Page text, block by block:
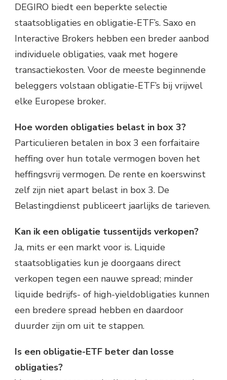
DEGIRO biedt een beperkte selectie
staatsobligaties en obligatie-ETF’s. Saxo en
Interactive Brokers hebben een breder aanbod
individuele obligaties, vaak met hogere
transactiekosten. Voor de meeste beginnende
beleggers volstaan obligatie-ETF’s bij vrijwel
elke Europese broker.
Hoe worden obligaties belast in box 3?
Particulieren betalen in box 3 een forfaitaire
heffing over hun totale vermogen boven het
heffingsvrij vermogen. De rente en koerswinst
zelf zijn niet apart belast in box 3. De
Belastingdienst publiceert jaarlijks de tarieven.
Kan ik een obligatie tussentijds verkopen?
Ja, mits er een markt voor is. Liquide
staatsobligaties kun je doorgaans direct
verkopen tegen een nauwe spread; minder
liquide bedrijfs- of high-yieldobligaties kunnen
een bredere spread hebben en daardoor
duurder zijn om uit te stappen.
Is een obligatie-ETF beter dan losse
obligaties?